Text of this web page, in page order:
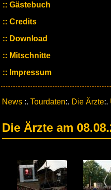
Gästebuch
Credits
Download
Mitschnitte
Impressum
News :. Tourdaten:. Die Ärzte:.
Die Ärzte am